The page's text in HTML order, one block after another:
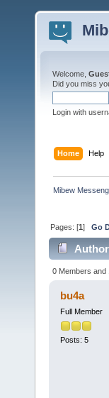
Welcome,
Did you miss
Login with
Home Help
Mibew
Pages: [1]Go
Author
0 Members and
bu4a
Full Member
Posts: 5